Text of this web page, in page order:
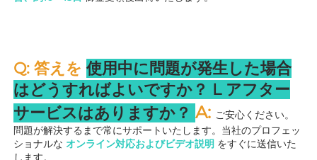
Q: 答えを 使用中に問題が発生した場合
はどうすればよいですか？ L アフター
サービスはありますか？ A: ご安心ください。
問題が解決するまで常にサポートいたします。当社のプロフェッ
ショナルな オンライン対応およびビデオ説明 をすぐに送信いた
します。